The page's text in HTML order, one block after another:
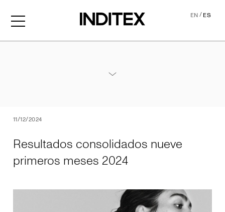
EN/ES
11/12/2024
Resultados consolidados nueve
primeros meses 2024